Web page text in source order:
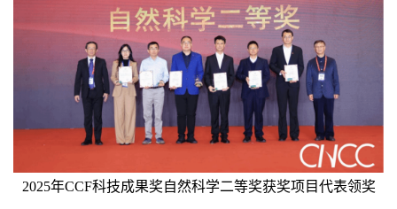
2025年CCF科技成果奖自然科学二等奖获奖项目代表领奖